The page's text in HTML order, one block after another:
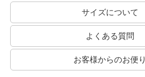
いくつかの続き書きがあるものが行書。
さらに崩して字形が変わるものが草書です。
サイズについて
よくある質問
お客様からのお便り